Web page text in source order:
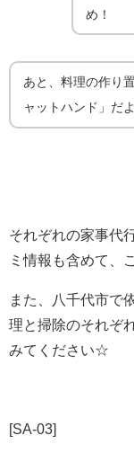
め！
あと、料理の作り
ャットハンド」だ
それぞれの家事代
ミ情報も含めて、
また、八千代市で
理と掃除のそれぞ
みてください☆
[SA-03]